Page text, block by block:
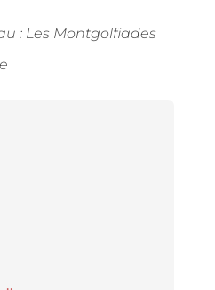
: Les Montgolfiades